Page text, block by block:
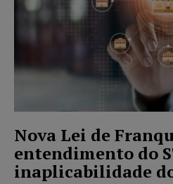
Nova Lei de
entendimento do
inaplicabilidade